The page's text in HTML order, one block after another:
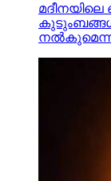
നല്‍കുമെന്ന്